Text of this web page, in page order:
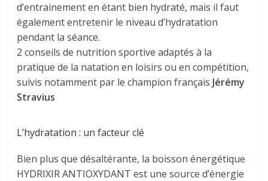
d’entrainement en étant bien hydraté, mais il faut
également entretenir le niveau d’hydratation
pendant la séance.
2 conseils de nutrition sportive adaptés à la
pratique de la natation en loisirs ou en compétition,
suivis notamment par le champion français Jérémy
Stravius
L’hydratation : un facteur clé
Bien plus que désaltérante, la boisson énergétique
HYDRIXIR ANTIOXYDANT est une source d’énergie